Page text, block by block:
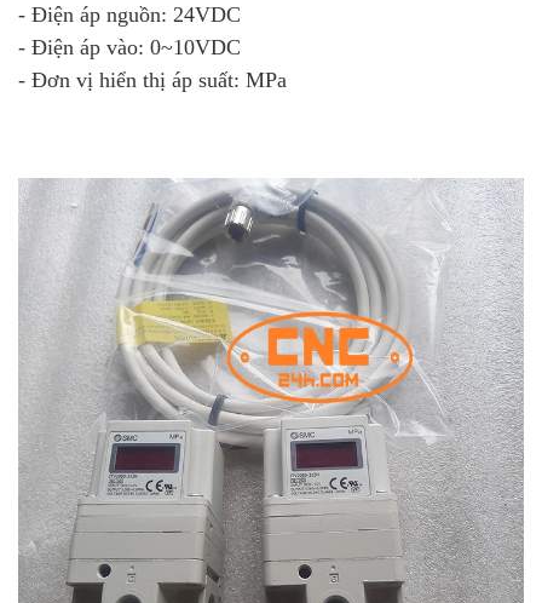
- Điện áp nguồn: 24VDC
- Điện áp vào: 0~10VDC
- Đơn vị hiển thị áp suất: MPa